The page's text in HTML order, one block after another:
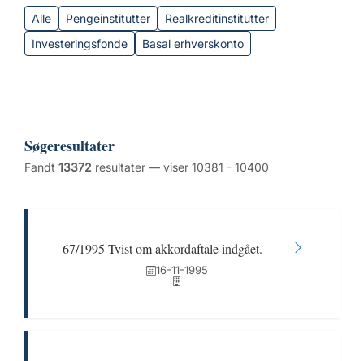
Alle Pengeinstitutter
Realkreditinstitutter
Investeringsfonde
Basal erhverskonto
Søgeresultater
Fandt 13372 resultater — viser 10381 - 10400
67/1995 Tvist om akkordaftale indgået.
16-11-1995